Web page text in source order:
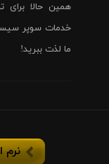
همین حالا
خدمات سوپر
ما لذت ببرید!
نرم